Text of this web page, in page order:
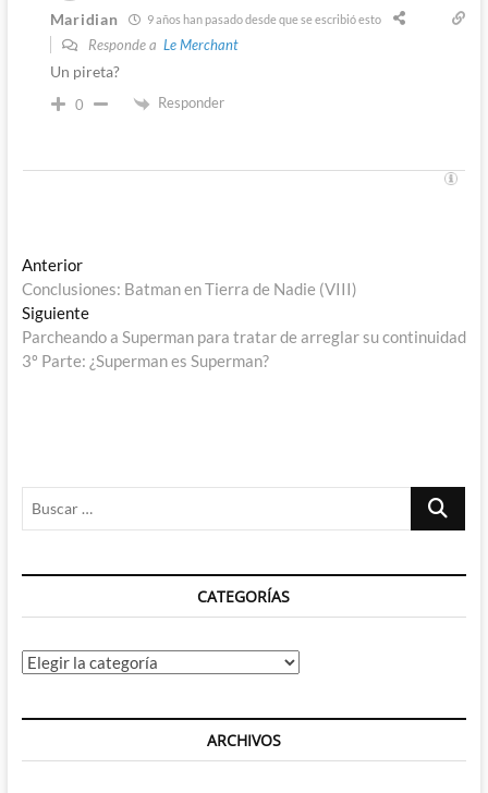
Maridian 9 años han pasado desde que se escribió esto
Responde a Le Merchant
Un pireta?
0 Responder
Navegación
de
entradas
AnteriorEntrada
anterior:
Conclusiones: Batman en Tierra de Nadie (VIII)
SiguienteEntrada
siguiente:
Parcheando a Superman para tratar de arreglar su continuidad
3º Parte: ¿Superman es Superman?
Buscar
CATEGORÍAS
Categorías
ARCHIVOS